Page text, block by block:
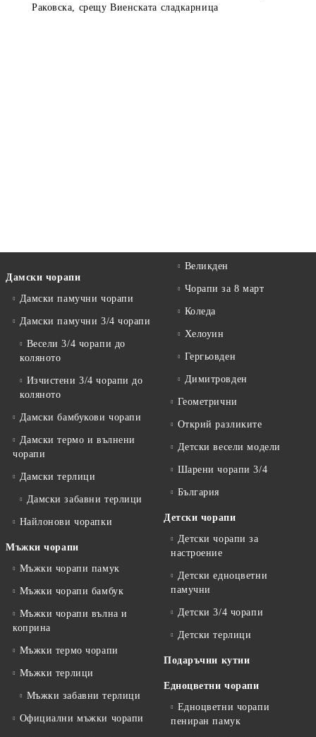
Раковска, срещу Виенската сладкарница
Дамски чорапи
Дамски памучни чорапи
Дамски памучни 3/4 чорапи
Весели 3/4 чорапи до
коляното
Изчистени 3/4 чорапи до
коляното
Дамски бамбукови чорапи
Дамски термо и вълнени
чорапи
Дамски терлици
Дамски забавни терлици
Найлонови чорапки
Мъжки чорапи
Мъжки чорапи памук
Мъжки чорапи бамбук
Мъжки чорапи вълна и
коприна
Мъжки термо чорапи
Мъжки терлици
Мъжки забавни терлици
Официални мъжки чорапи
Великден
Чорапи за 8 март
Коледа
Хелоуин
Гергьовден
Димитровден
Геометрични
Открий разликите
Детски весели модели
Шарени чорапи 3/4
България
Детски чорапи
Детски чорапи за
настроение
Детски едноцветни
памучни
Детски 3/4 чорапи
Детски терлици
Подаръчни кутии
Едноцветни чорапи
Едноцветни чорапи
пениран памук